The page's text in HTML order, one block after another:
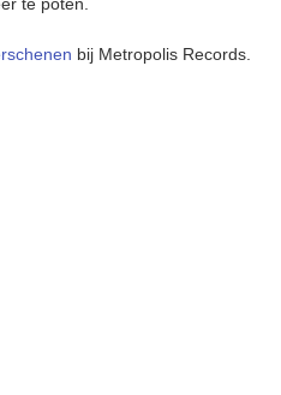
te poten.
bij Metropolis Records.